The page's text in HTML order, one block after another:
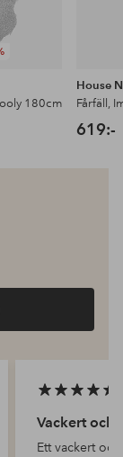
180cm
House
Fårfäll,
619:-
Vackert och
Ett vackert